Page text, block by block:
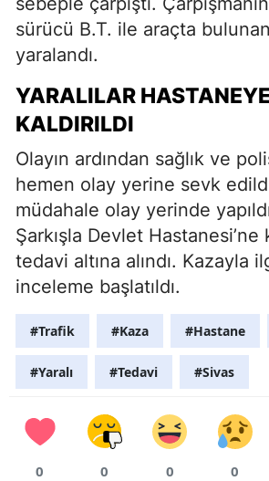
sürücü B.T. ile araçta
yaralandı.
YARALILAR HASTANEYE
KALDIRILDI
Olayın ardından sağlık ve
hemen olay yerine sevk
müdahale olay yerinde
Şarkışla Devlet Hastanesi’ne
tedavi altına alındı. Kazayla
inceleme başlatıldı.
#Trafik #Kaza #Hastane
#Yaralı #Tedavi #Sivas
0 0 0 0